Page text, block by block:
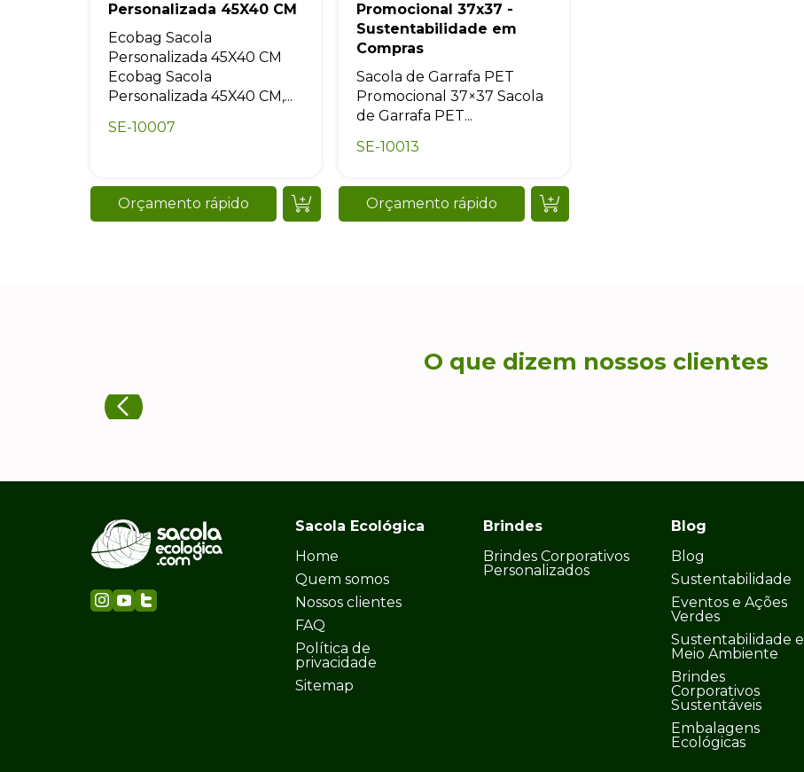
Personalizada 45X40 CM
Ecobag Sacola
Personalizada 45X40 CM
Ecobag Sacola
Personalizada 45X40 CM,...
SE-10007
Orçamento rápido
Promocional 37x37 -
Sustentabilidade em
Compras
Sacola de Garrafa PET
Promocional 37×37 Sacola
de Garrafa PET...
SE-10013
Orçamento rápido
O que dizem nossos clientes
Sacola Ecológica
Home
Quem somos
Nossos clientes
FAQ
Política de
privacidade
Sitemap
Brindes
Brindes Corporativos
Personalizados
Blog
Blog
Sustentabilidade
Eventos e Ações
Verdes
Sustentabilidade e
Meio Ambiente
Brindes
Corporativos
Sustentáveis
Embalagens
Ecológicas